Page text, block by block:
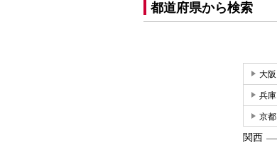
都道府県から検索
大阪
兵庫
京都
関西